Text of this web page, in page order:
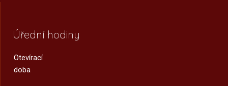
Úřední hodiny
Otevírací
doba